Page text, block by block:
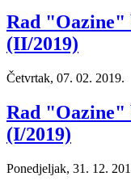
Rad "Oazine"
(II/2019)
Četvrtak, 07. 02. 2019.
Rad "Oazine"
(I/2019)
Ponedjeljak, 31. 12.